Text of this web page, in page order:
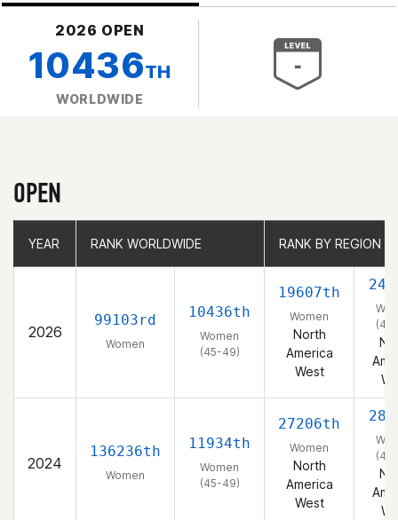
2026 OPEN
10436TH
WORLDWIDE
OPEN
YEAR RANK WORLDWIDE RANK BY REGION
2026
99103rd
Women
10436th
Women
(45-49)
19607th
Women
North
America
West
2024
136236th
Women
11934th
Women
(45-49)
27206th
Women
North
America
West
YEAR RANK WORLDWIDE RANK BY REGION